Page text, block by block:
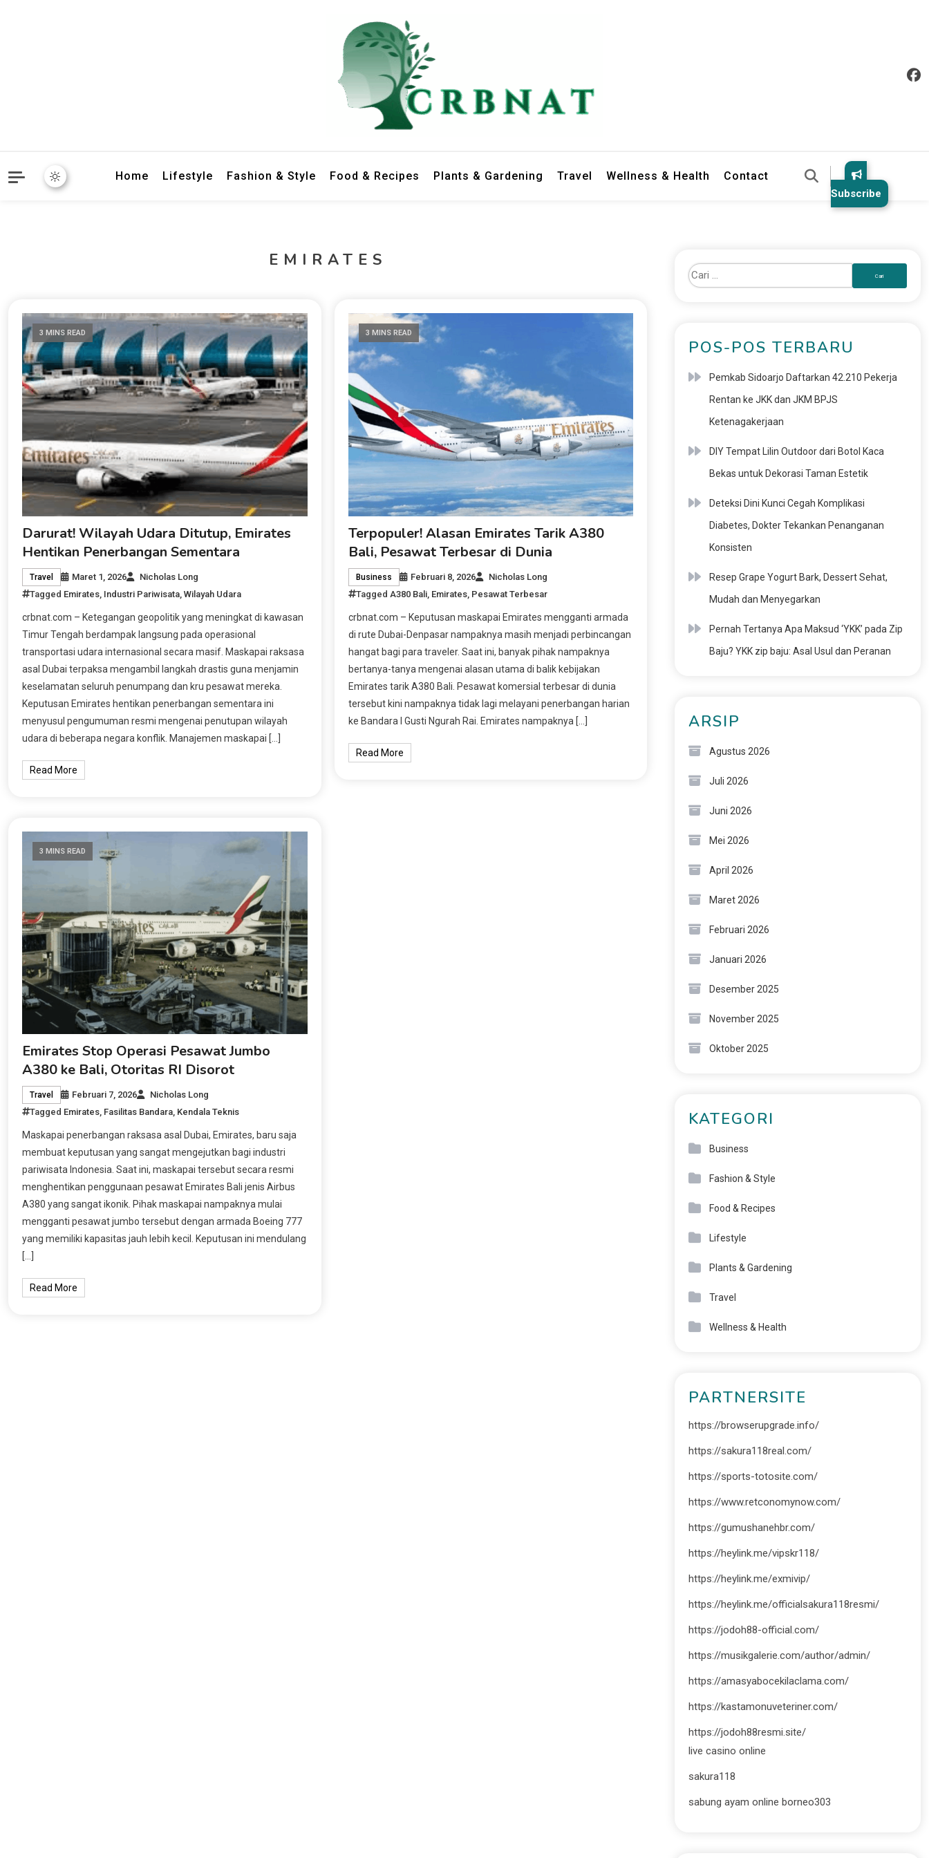
Home Lifestyle Fashion & Style Food & Recipes Plants & Gardening Travel Wellness & Health Contact
Subscribe
EMIRATES
3 MINS READ
Darurat! Wilayah Udara Ditutup, Emirates
Hentikan Penerbangan Sementara
Travel Maret 1, 2026
Nicholas Long
Tagged Emirates Industri Pariwisata ,Wilayah Udara
crbnat.com – Ketegangan geopolitik yang meningkat di kawasan
Timur Tengah berdampak langsung pada operasional
transportasi udara internasional secara masif. Maskapai raksasa
asal Dubai terpaksa mengambil langkah drastis guna menjamin
keselamatan seluruh penumpang dan kru pesawat mereka.
Keputusan Emirates hentikan penerbangan sementara ini
menyusul pengumuman resmi mengenai penutupan wilayah
udara di beberapa negara konflik. Manajemen maskapai […]
Read More
3 MINS READ
Terpopuler! Alasan Emirates Tarik A380
Bali, Pesawat Terbesar di Dunia
Business Februari 8, 2026
Nicholas Long
Tagged A380 Bali, Emirates, Pesawat Terbesar
crbnat.com – Keputusan maskapai Emirates mengganti armada
di rute Dubai-Denpasar nampaknya masih menjadi perbincangan
hangat bagi para traveler. Saat ini, banyak pihak nampaknya
bertanya-tanya mengenai alasan utama di balik kebijakan
Emirates tarik A380 Bali. Pesawat komersial terbesar di dunia
tersebut kini nampaknya tidak lagi melayani penerbangan harian
ke Bandara I Gusti Ngurah Rai. Emirates nampaknya […]
Read More
3 MINS READ
Emirates Stop Operasi Pesawat Jumbo
A380 ke Bali, Otoritas RI Disorot
Travel Februari 7, 2026
Nicholas Long
Tagged Emirates, Fasilitas Bandara, Kendala Teknis
Maskapai penerbangan raksasa asal Dubai, Emirates, baru saja
membuat keputusan yang sangat mengejutkan bagi industri
pariwisata Indonesia. Saat ini, maskapai tersebut secara resmi
menghentikan penggunaan pesawat Emirates Bali jenis Airbus
A380 yang sangat ikonik. Pihak maskapai nampaknya mulai
mengganti pesawat jumbo tersebut dengan armada Boeing 777
yang memiliki kapasitas jauh lebih kecil. Keputusan ini mendulang
[…]
Read More
POS-POS TERBARU
Pemkab Sidoarjo Daftarkan 42.210 Pekerja
Rentan ke JKK dan JKM BPJS
Ketenagakerjaan
DIY Tempat Lilin Outdoor dari Botol Kaca
Bekas untuk Dekorasi Taman Estetik
Deteksi Dini Kunci Cegah Komplikasi
Diabetes, Dokter Tekankan Penanganan
Konsisten
Resep Grape Yogurt Bark, Dessert Sehat,
Mudah dan Menyegarkan
Pernah Tertanya Apa Maksud ‘YKK’ pada Zip
Baju? YKK zip baju: Asal Usul dan Peranan
ARSIP
Agustus 2026
Juli 2026
Juni 2026
Mei 2026
April 2026
Maret 2026
Februari 2026
Januari 2026
Desember 2025
November 2025
Oktober 2025
KATEGORI
Business
Fashion & Style
Food & Recipes
Lifestyle
Plants & Gardening
Travel
Wellness & Health
PARTNERSITE
https://browserupgrade.info/
https://sakura118real.com/
https://sports-totosite.com/
https://www.retconomynow.com/
https://gumushanehbr.com/
https://heylink.me/vipskr118/
https://heylink.me/exmivip/
https://heylink.me/officialsakura118resmi/
https://jodoh88-official.com/
https://musikgalerie.com/author/admin/
https://amasyabocekilaclama.com/
https://kastamonuveteriner.com/
https://jodoh88resmi.site/
live casino online
sakura118
sabung ayam online borneo303